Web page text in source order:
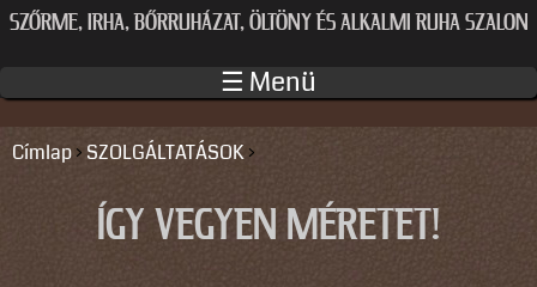
SZŐRME, IRHA, BŐRRUHÁZAT, ÖLTÖNY ÉS ALKALMI RUHA SZALON
☰ Menü
JELENLEGI HELY
Címlap› SZOLGÁLTATÁSOK›
ÍGY VEGYEN MÉRETET!